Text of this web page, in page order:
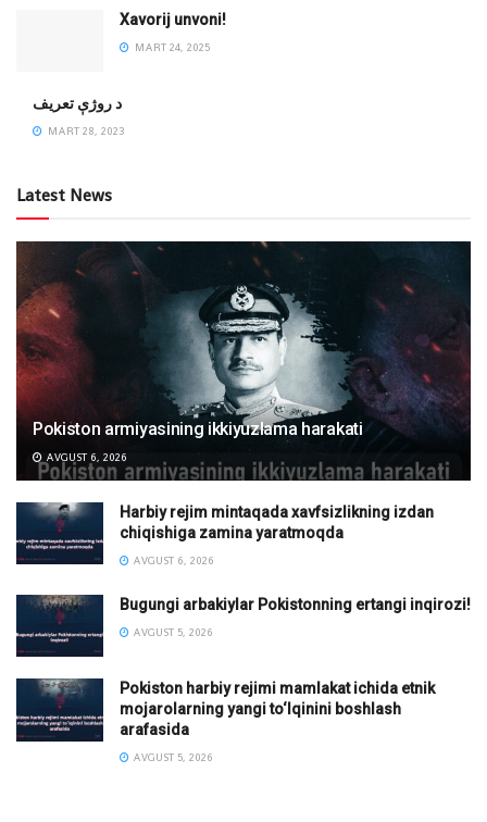
Xavorij unvoni!
MART 24, 2025
‌د روژې تعریف
MART 28, 2023
Latest News
Pokiston armiyasining ikkiyuzlama harakati
AVGUST 6, 2026
Harbiy rejim mintaqada xavfsizlikning izdan
chiqishiga zamina yaratmoqda
AVGUST 6, 2026
Bugungi arbakiylar Pokistonning ertangi inqirozi!
AVGUST 5, 2026
Pokiston harbiy rejimi mamlakat ichida etnik
mojarolarning yangi to‘lqinini boshlash
arafasida
AVGUST 5, 2026